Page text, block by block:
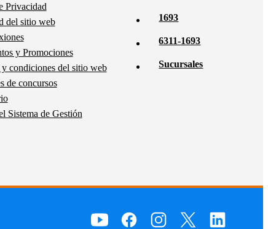
Privacidad
del sitio web
y Promociones
condiciones del sitio web
de concursos
Sistema de Gestión
1693
6311-1693
Sucursales